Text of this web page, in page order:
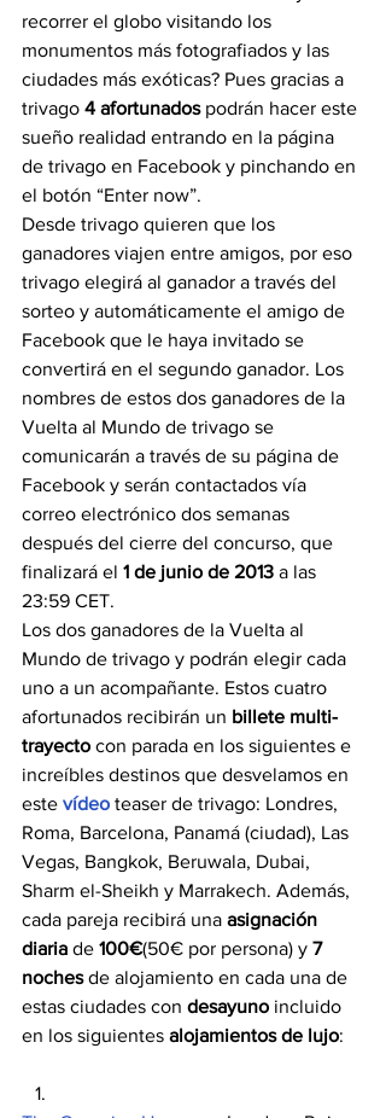
recorrer el globo visitando los
monumentos más fotografiados y las
ciudades más exóticas? Pues gracias a
trivago 4 afortunados podrán hacer este
sueño realidad entrando en la página
de trivago en Facebook y pinchando en
el botón “Enter now”.
Desde trivago quieren que los
ganadores viajen entre amigos, por eso
trivago elegirá al ganador a través del
sorteo y automáticamente el amigo de
Facebook que le haya invitado se
convertirá en el segundo ganador. Los
nombres de estos dos ganadores de la
Vuelta al Mundo de trivago se
comunicarán a través de su página de
Facebook y serán contactados vía
correo electrónico dos semanas
después del cierre del concurso, que
finalizará el 1 de junio de 2013 a las
23:59 CET.
Los dos ganadores de la Vuelta al
Mundo de trivago y podrán elegir cada
uno a un acompañante. Estos cuatro
afortunados recibirán un billete multi-
trayecto con parada en los siguientes e
increíbles destinos que desvelamos en
este vídeo teaser de trivago: Londres,
Roma, Barcelona, Panamá (ciudad), Las
Vegas, Bangkok, Beruwala, Dubai,
Sharm el-Sheikh y Marrakech. Además,
cada pareja recibirá una asignación
diaria de 100€(50€ por persona) y 7
noches de alojamiento en cada una de
estas ciudades con desayuno incluido
en los siguientes alojamientos de lujo: